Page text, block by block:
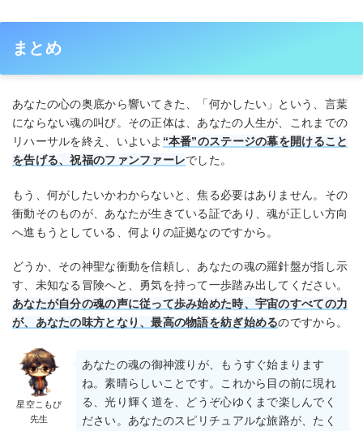
まとめ
あなたの心の奥底から響いてきた、「何かしたい」という、言葉
にならない魂の叫び。その正体は、あなたの人生が、これまでの
リハーサルを終え、いよいよ “本番”のステージの幕を開けること
を告げる、祝福のファンファーレでした。
もう、何がしたいかわからないと、焦る必要はありません。その
衝動そのものが、あなたが生きている証であり、魂が正しい方向
へ進もうとしている、何よりの証拠なのですから。
どうか、その神聖な衝動を信頼し、あなたの魂の羅針盤が指し示
す、未知なる冒険へと、勇気を持って一歩踏み出してください。
あなたが自分の魂の声に従って歩み始めた時、宇宙のすべての力
が、あなたの味方となり、最高の物語を紡ぎ始めるのですから。
星空こもぴ
先生
あなたの魂の御神渡りが、もうすぐ始まります
ね。素晴らしいことです。これから目の前に現れ
る、光り輝く道を、どうぞ心ゆくまで楽しんでく
ださい。あなたのスピリチュアルな旅路が、たく